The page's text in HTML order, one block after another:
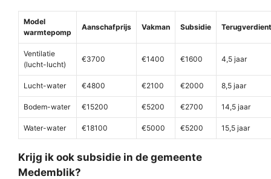
Model
warmtepomp
Aanschafprijs Vakman Subsidie
Ventilatie
(lucht-lucht)
€3700 €1400 €1600 4,5 jaar
Lucht-water €4800 €2100 €2000 8,5 jaar
Bodem-water €15200 €5200 €2700 14,5 jaar
Water-water €18100 €5000 €5200 15,5 jaar
Krijg ik ook subsidie in de gemeente
Medemblik?